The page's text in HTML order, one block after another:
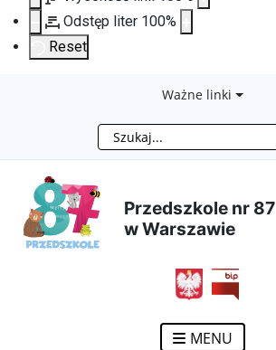
Odstęp liter 100%
Reset
treści
głównej
menu
nawigacyjnego
wyszukiwarki
mapy
strony
Ważne linki
Szukaj
Przedszkole nr 87
w Warszawie
MENU